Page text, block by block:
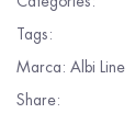
Tags:
Marca: Albi Line
Share: